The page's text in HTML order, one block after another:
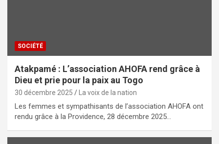
SOCIÉTÉ
Atakpamé : L’association AHOFA rend grâce à
Dieu et prie pour la paix au Togo
30 décembre 2025 La voix de la nation
Les femmes et sympathisants de l’association AHOFA ont
rendu grâce à la Providence, 28 décembre 2025…